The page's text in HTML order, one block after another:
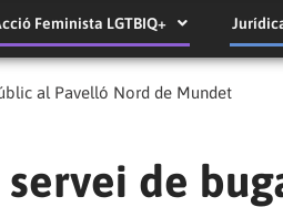
Feminista LGTBIQ+
al Pavelló Nord de Mundet
servei de